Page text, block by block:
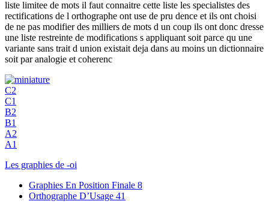
liste limitee de mots il faut connaitre cette liste les specialistes des
rectifications de l orthographe ont use de pru dence et ils ont choisi
de ne pas modifier des milliers de mots d un coup ils ont donc dresse
une liste restreinte de modifications s appliquant soit parce qu une
variante sans trait d union existait deja dans au moins un dictionnaire
soit par analogie et coherenc
C2
C1
B2
B1
A2
A1
Les graphies de -oi
Graphies En Position Finale 8
Orthographe D’Usage 41